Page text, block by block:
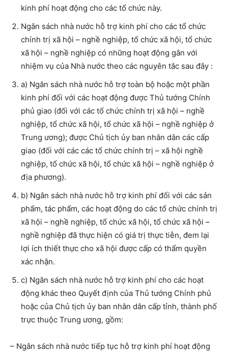
kinh phí hoạt động cho các tổ chức này.
Ngân sách nhà nước hỗ trợ kinh phí cho các tổ chức
chính trị xã hội – nghề nghiệp, tổ chức xã hội, tổ chức
xã hội – nghề nghiệp có những hoạt động gắn với
nhiệm vụ của Nhà nước theo các nguyên tắc sau đây :
a) Ngân sách nhà nước hỗ trợ toàn bộ hoặc một phần
kinh phí đối với các hoạt động được Thủ tướng Chính
phủ giao (đối với các tổ chức chính trị xã hội – nghề
nghiệp, tổ chức xã hội, tổ chức xã hội – nghề nghiệp ở
Trung ương); được Chủ tịch ủy ban nhân dân các cấp
giao (đối với các các tổ chức chính trị – xã hội nghề
nghiệp, tổ chức xã hội, tổ chức xã hội – nghề nghiệp ở
địa phương).
b) Ngân sách nhà nước hỗ trợ kinh phí đối với các sản
phẩm, tác phẩm, các hoạt động do các tổ chức chính trị
xã hội – nghề nghiệp, tổ chức xã hội, tổ chức xã hội –
nghề nghiệp đã thực hiện có giá trị thực tiễn, đem lại
lợi ích thiết thực cho xã hội được cấp có thẩm quyền
xác nhận.
c) Ngân sách nhà nước hỗ trợ kinh phí cho các hoạt
động khác theo Quyết định của Thủ tướng Chính phủ
hoặc của Chủ tịch ủy ban nhân dân cấp tỉnh, thành phố
trực thuộc Trung ương, gồm:
– Ngân sách nhà nước tiếp tục hỗ trợ kinh phí hoạt động